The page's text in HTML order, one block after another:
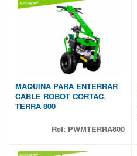
MAQUINA PARA ENTERRAR
CABLE ROBOT CORTAC.
TERRA 800
Ref: PWMTERRA800